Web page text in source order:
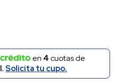
en 4cuotas de
Solicita tu cupo.